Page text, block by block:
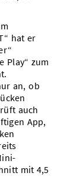
hat er
Play“ zum
an, ob
auch
App,
mit 4,5